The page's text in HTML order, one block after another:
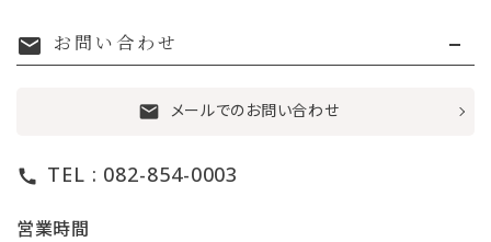
mail お問い合わせ
mail メールでのお問い合わせ
call TEL : 082-854-0003
営業時間